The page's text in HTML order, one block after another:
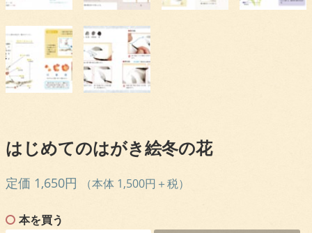
はじめてのはがき絵冬の花
定価 1,650円 （本体 1,500円＋税）
本を買う